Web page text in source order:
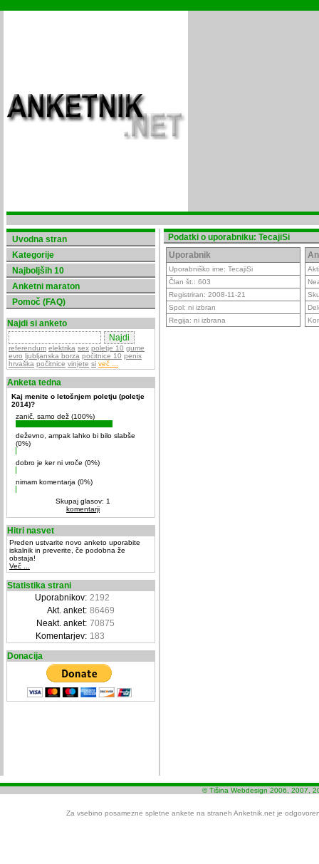
Uvodna stran
Kategorije
Najboljših 10
Anketni maraton
Pomoč (FAQ)
Najdi si anketo
referendum elektrika sex poletje 10 gume
evro ljubljanska borza počitnice 10 penis
hrvaška počitnice vinjete si več ...
Anketa tedna
Kaj menite o letošnjem poletju (poletje
2014)?
zanič, samo dež (100%)
deževno, ampak lahko bi bilo slabše
(0%)
dobro je ker ni vroče (0%)
nimam komentarja (0%)
Skupaj glasov: 1
komentarji
Hitri nasvet
Preden ustvarite novo anketo uporabite
iskalnik in preverite, če podobna že
obstaja!
Več ...
Statistika strani
Uporabnikov: 2192
Akt. anket: 86469
Neakt. anket: 70875
Komentarjev: 183
Donacija
Podatki o uporabniku: TecajiSi
Uporabnik
Uporabniško ime: TecajiSi
Član št.: 603
Registriran: 2008-11-21
Spol: ni izbran
Regija: ni izbrana
© Tišina Webdesign 2006, 2007,
Za vsebino posamezne spletne ankete na straneh Anketnik.net je